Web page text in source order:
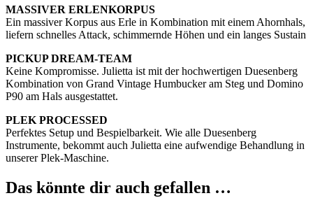
MASSIVER ERLENKORPUS
Ein massiver Korpus aus Erle in Kombination mit einem Ahornhals,
liefern schnelles Attack, schimmernde Höhen und ein langes Sustain
PICKUP DREAM-TEAM
Keine Kompromisse. Julietta ist mit der hochwertigen Duesenberg
Kombination von Grand Vintage Humbucker am Steg und Domino
P90 am Hals ausgestattet.
PLEK PROCESSED
Perfektes Setup und Bespielbarkeit. Wie alle Duesenberg
Instrumente, bekommt auch Julietta eine aufwendige Behandlung in
unserer Plek-Maschine.
Das könnte dir auch gefallen …